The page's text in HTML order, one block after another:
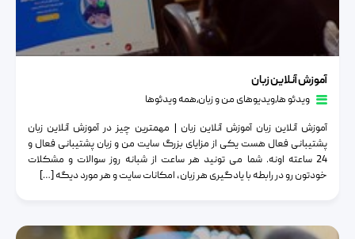
آموزش آنلاین زبان
ویدئو ها٫ویدیوهای من و زبان٫همه ویدئوها
آموزش آنلاین زبان آموزش آنلاین زبان | مهمترین چیز در آموزش آنلاین زبان
پشتیبانی فعال هست یکی از مزایای بزرگ سایت من و زبان پشتیبانی فعال و
24 ساعته اونه. شما می تونید هر ساعت از شبانه روز سوالات و مشکلات
خودتون رو در رابطه با یادگیری هر زبان، امکانات سایت و هر مورد دیگه […]